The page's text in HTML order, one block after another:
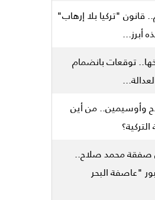
"تركيا بلا إرهاب"
أبرز...
توقعات بانضمام
وأوسيمين.. من أين
صفقة محمد صلاح..
"عاصفة البحر